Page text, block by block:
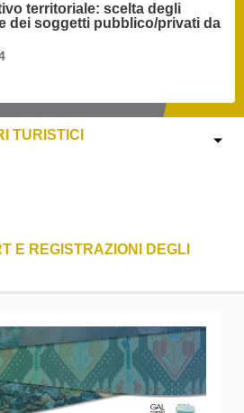
territoriale: scelta degli
dei soggetti pubblico/privati da
TURISTICI
E REGISTRAZIONI DEGLI